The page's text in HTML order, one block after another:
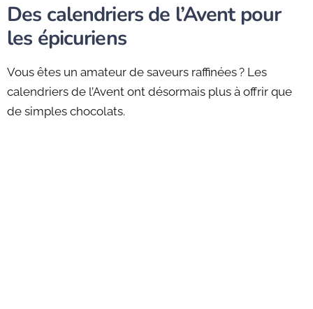
Des calendriers de l’Avent pour
les épicuriens
Vous êtes un amateur de saveurs raffinées ? Les
calendriers de l’Avent ont désormais plus à offrir que
de simples chocolats.